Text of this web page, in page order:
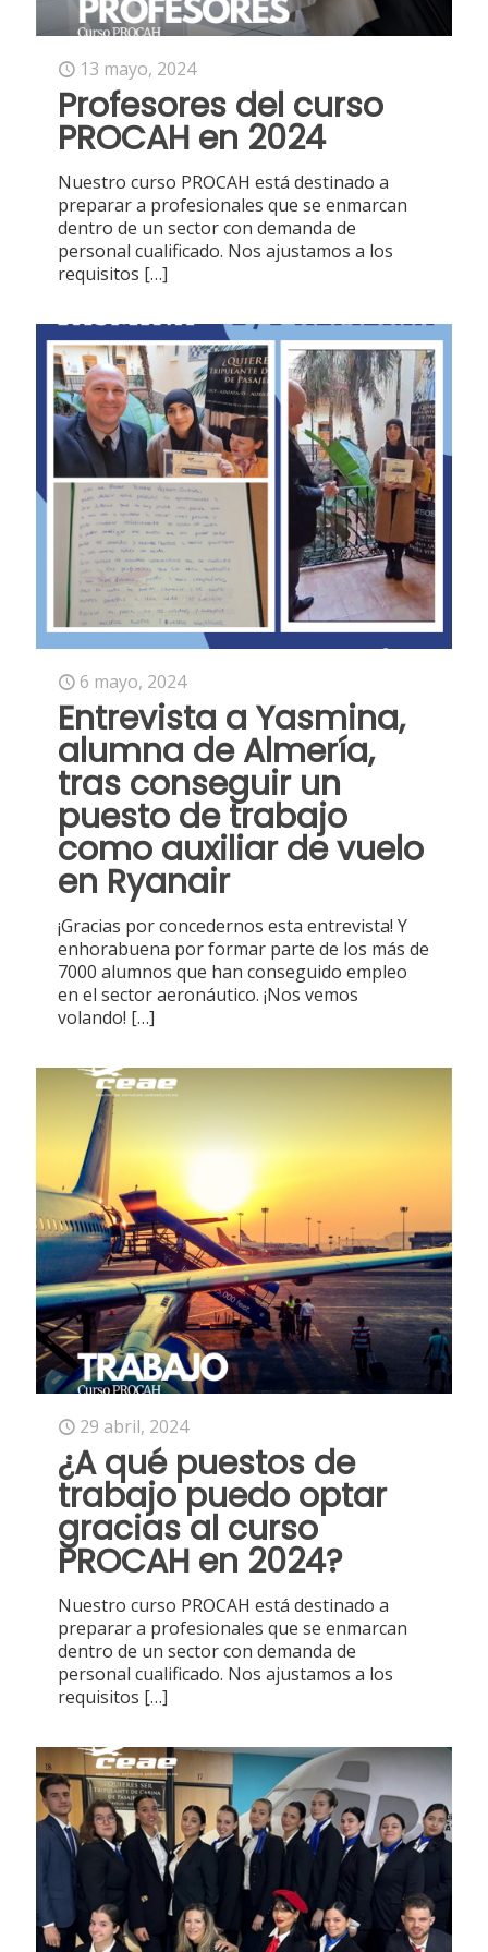
13 mayo, 2024
Profesores del curso
PROCAH en 2024
Nuestro curso PROCAH está destinado a
preparar a profesionales que se enmarcan
dentro de un sector con demanda de
personal cualificado. Nos ajustamos a los
requisitos […]
6 mayo, 2024
Entrevista a Yasmina,
alumna de Almería,
tras conseguir un
puesto de trabajo
como auxiliar de vuelo
en Ryanair
¡Gracias por concedernos esta entrevista! Y
enhorabuena por formar parte de los más de
7000 alumnos que han conseguido empleo
en el sector aeronáutico. ¡Nos vemos
volando! […]
29 abril, 2024
¿A qué puestos de
trabajo puedo optar
gracias al curso
PROCAH en 2024?
Nuestro curso PROCAH está destinado a
preparar a profesionales que se enmarcan
dentro de un sector con demanda de
personal cualificado. Nos ajustamos a los
requisitos […]